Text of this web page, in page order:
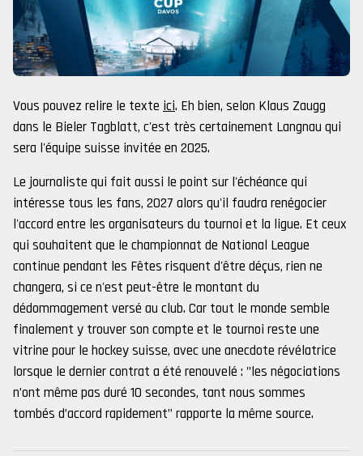
Vous pouvez relire le texte ici. Eh bien, selon Klaus Zaugg
dans le Bieler Tagblatt, c'est très certainement Langnau qui
sera l'équipe suisse invitée en 2025.
Le journaliste qui fait aussi le point sur l'échéance qui
intéresse tous les fans, 2027 alors qu'il faudra renégocier
l'accord entre les organisateurs du tournoi et la ligue. Et ceux
qui souhaitent que le championnat de National League
continue pendant les Fêtes risquent d'être déçus, rien ne
changera, si ce n'est peut-être le montant du
dédommagement versé au club. Car tout le monde semble
finalement y trouver son compte et le tournoi reste une
vitrine pour le hockey suisse, avec une anecdote révélatrice
lorsque le dernier contrat a été renouvelé : "les négociations
n’ont même pas duré 10 secondes, tant nous sommes
tombés d’accord rapidement” rapporte la même source.